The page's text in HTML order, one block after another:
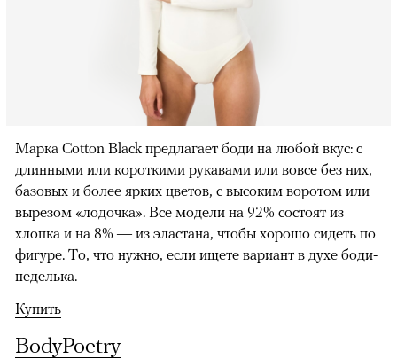
Марка Cotton Black предлагает боди на любой вкус: с
длинными или короткими рукавами или вовсе без них,
базовых и более ярких цветов, с высоким воротом или
вырезом «лодочка». Все модели на 92% состоят из
хлопка и на 8% — из эластана, чтобы хорошо сидеть по
фигуре. То, что нужно, если ищете вариант в духе боди-
неделька.
Купить
BodyPoetry